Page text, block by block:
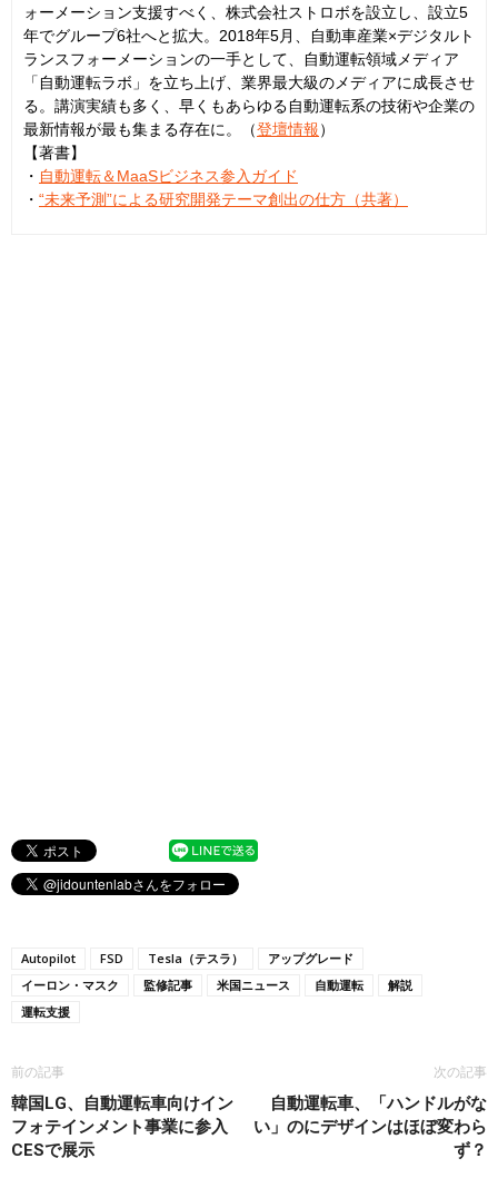
ォーメーション支援すべく、株式会社ストロボを設立し、設立5
年でグループ6社へと拡大。2018年5月、自動車産業×デジタルト
ランスフォーメーションの一手として、自動運転領域メディア
「自動運転ラボ」を立ち上げ、業界最大級のメディアに成長させ
る。講演実績も多く、早くもあらゆる自動運転系の技術や企業の
最新情報が最も集まる存在に。（登壇情報）
【著書】
・ 自動運転＆MaaSビジネス参入ガイド
・ “未来予測”による研究開発テーマ創出の仕方（共著）
Autopilot FSD Tesla（テスラ）
アップグレード
イーロン・マスク
監修記事 米国ニュース 自動運転
解説
運転支援
前の記事
韓国LG、自動運転車向けイン
フォテインメント事業に参入
CESで展示
次の記事
自動運転車、「ハンドルがな
い」のにデザインはほぼ変わら
ず？